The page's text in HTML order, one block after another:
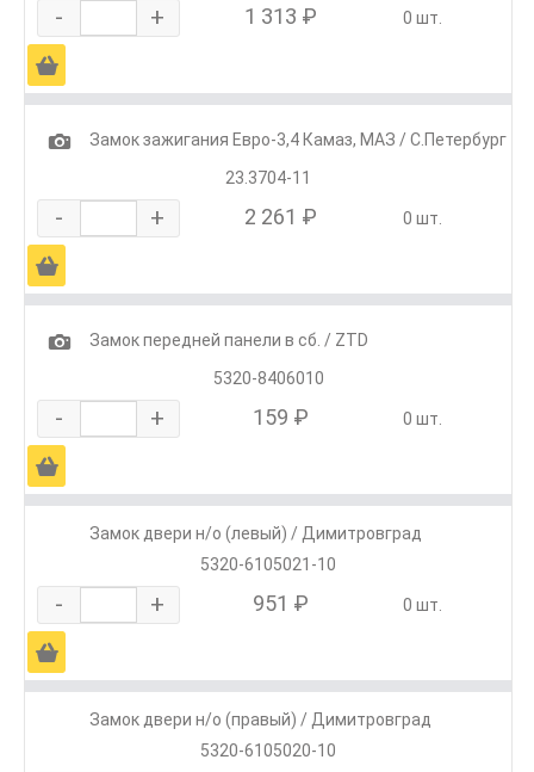
- + 1 313 ₽ 0 шт.
Ä
1
Замок зажигания Евро-3,4 Камаз, МАЗ / С.Петербург
23.3704-11
- + 2 261 ₽ 0 шт.
Ä
1
Замок передней панели в сб. / ZTD
5320-8406010
- + 159 ₽ 0 шт.
Ä
Замок двери н/о (левый) / Димитровград
5320-6105021-10
- + 951 ₽ 0 шт.
Ä
Замок двери н/о (правый) / Димитровград
5320-6105020-10